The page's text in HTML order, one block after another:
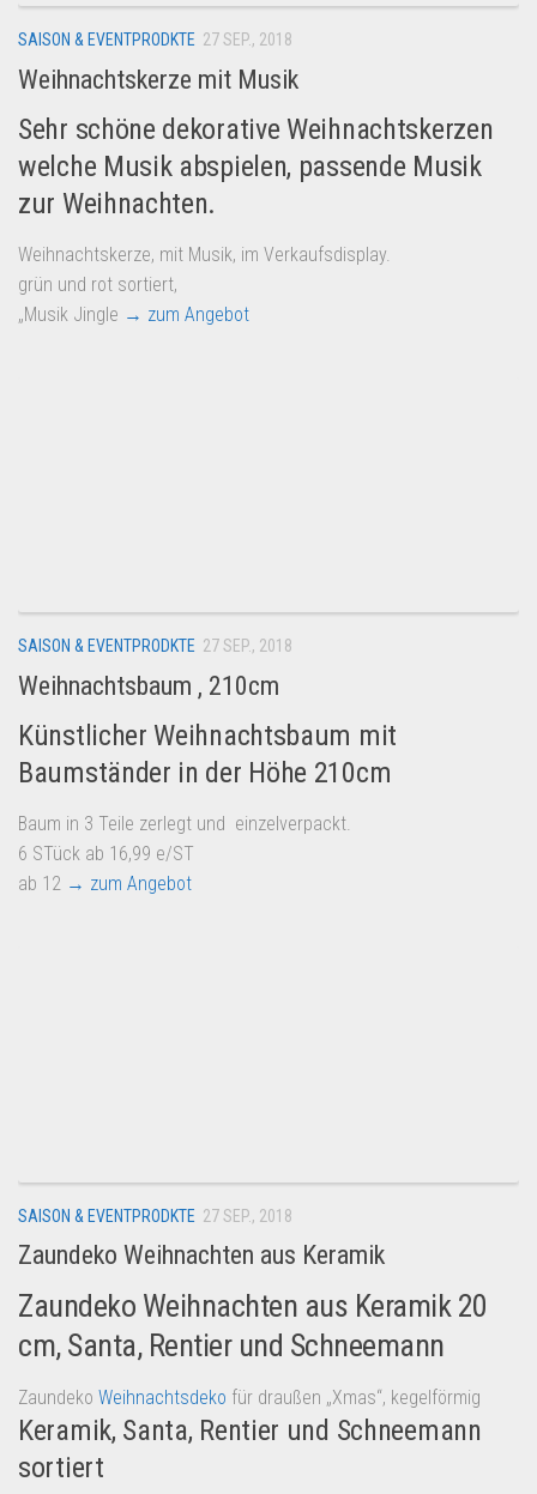
SAISON & EVENTPRODKTE 27 SEP., 2018
Weihnachtskerze mit Musik
Sehr schöne dekorative Weihnachtskerzen
welche Musik abspielen, passende Musik
zur Weihnachten.
Weihnachtskerze, mit Musik, im Verkaufsdisplay.
grün und rot sortiert,
„Musik Jingle → zum Angebot
SAISON & EVENTPRODKTE 27 SEP., 2018
Weihnachtsbaum , 210cm
Künstlicher Weihnachtsbaum mit
Baumständer in der Höhe 210cm
Baum in 3 Teile zerlegt und einzelverpackt.
6 STück ab 16,99 e/ST
ab 12 → zum Angebot
SAISON & EVENTPRODKTE 27 SEP., 2018
Zaundeko Weihnachten aus Keramik
Zaundeko Weihnachten aus Keramik 20
cm, Santa, Rentier und Schneemann
Zaundeko Weihnachtsdeko für draußen „Xmas“, kegelförmig
Keramik, Santa, Rentier und Schneemann
sortiert